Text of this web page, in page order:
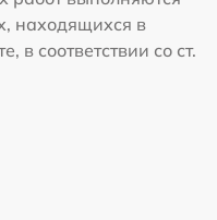
находящихся в
в соответствии со ст.